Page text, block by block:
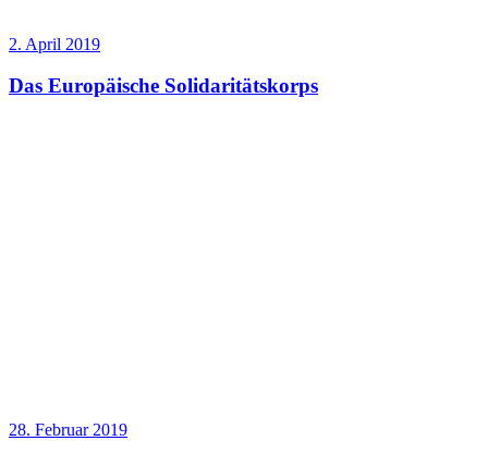
2. April 2019
Das Europäische Solidaritätskorps
28. Februar 2019